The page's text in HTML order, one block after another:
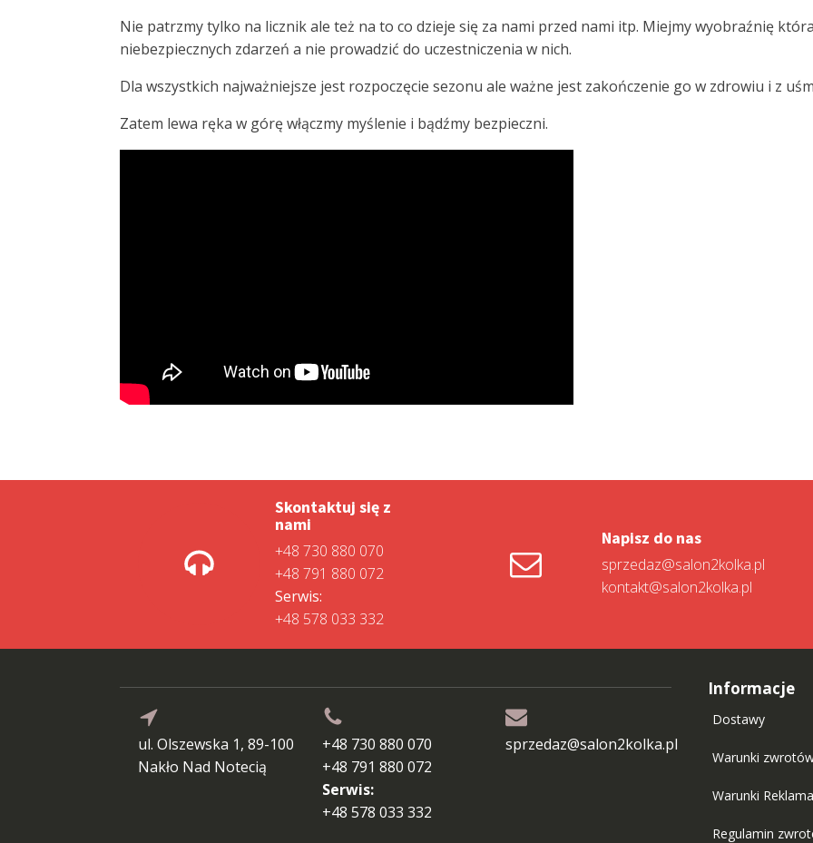
Nie patrzmy tylko na licznik ale też na to co dzieje się za nami przed nami itp. Miejmy wyobraźnię
niebezpiecznych zdarzeń a nie prowadzić do uczestniczenia w nich.
Dla wszystkich najważniejsze jest rozpoczęcie sezonu ale ważne jest zakończenie go w zdrowiu i z
Zatem lewa ręka w górę włączmy myślenie i bądźmy bezpieczni.
Skontaktuj się z
nami
+48 730 880 070
+48 791 880 072
Serwis:
+48 578 033 332
Napisz do nas
sprzedaz@salon2kolka.pl
kontakt@salon2kolka.pl
ul. Olszewska 1, 89-100
Nakło Nad Notecią
+48 730 880 070
+48 791 880 072
Serwis:
+48 578 033 332
sprzedaz@salon2kolka.pl
Informacje
Dostawy
Warunki
Warunki
Regulamin